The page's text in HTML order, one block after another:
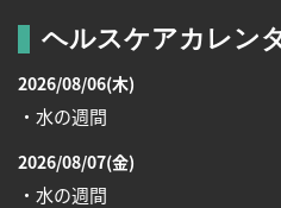
ヘルスケアカレン
2026/08/06(木)
・水の週間
2026/08/07(金)
・水の週間